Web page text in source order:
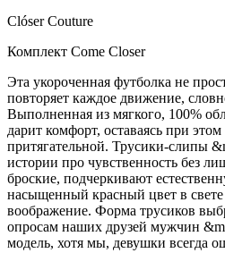
Clóser Couture
Комплект Come Closer
Эта укороченная футболка не
повторяет каждое движение,
Выполненная из мягкого, 100%
дарит комфорт, оставаясь при
притягательной. Трусики-слипы
истории про чувственность без
броские, подчеркивают
насыщенный красный цвет в свете
воображение. Форма трусиков
опросам наших друзей мужчин
модель, хотя мы, девушки всегда